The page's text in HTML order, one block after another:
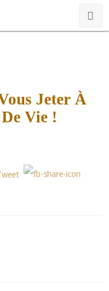
Jeter À
Vie !
vieux Moulin, restauré
! pour en savoir plus